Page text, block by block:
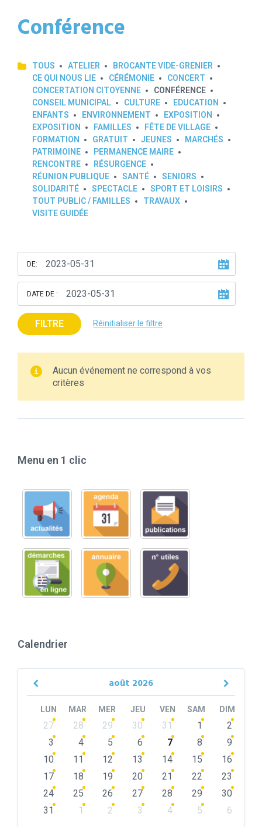
Conférence
TOUS ATELIER
BROCANTE VIDE-GRENIER
CE QUI NOUS LIE
CÉRÉMONIE
CONCERT
CONCERTATION CITOYENNE
CONFÉRENCE
CONSEIL MUNICIPAL
CULTURE
EDUCATION
ENFANTS
ENVIRONNEMENT
EXPOSITION
EXPOSITION
FAMILLES
FÊTE DE VILLAGE
FORMATION
GRATUIT JEUNES
MARCHÉS
PATRIMOINE
PERMANENCE MAIRE
RENCONTRE
RÉSURGENCE
RÉUNION PUBLIQUE
SANTÉ
SENIORS
SOLIDARITÉ
SPECTACLE
SPORT ET LOISIRS
TOUT PUBLIC / FAMILLES
TRAVAUX
VISITE GUIDÉE
DE:
DATE DE :
FILTRE Réinitialiser le filtre
Aucun événement ne correspond à vos
critères
Menu en 1 clic
Calendrier
août 2026
Previous
LUN MAR MER JEU VEN SAM DIM
Skip
calendar
27 28 29 30 31 1
2
3
4 5 6 7 8
9
10
11 12 13 14 15
16
17
18 19 20 21 22
23
24
25 26 27 28 29
30
31
1 2 3 4 5
6